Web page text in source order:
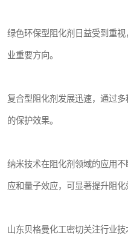
绿色环保型阻化剂日益受到重
业重要方向。
复合型阻化剂发展迅速，通过
的保护效果。
纳米技术在阻化剂领域的应用
应和量子效应，可显著提升阻化
山东贝格曼化工密切关注行业